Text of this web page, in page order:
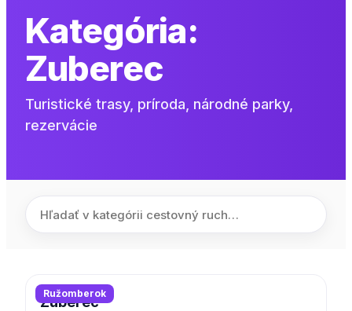
Kategória:
Zuberec
Turistické trasy, príroda, národné parky,
rezervácie
Ružomberok
Zuberec